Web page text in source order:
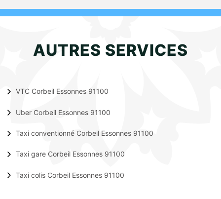
AUTRES SERVICES
VTC Corbeil Essonnes 91100
Uber Corbeil Essonnes 91100
Taxi conventionné Corbeil Essonnes 91100
Taxi gare Corbeil Essonnes 91100
Taxi colis Corbeil Essonnes 91100